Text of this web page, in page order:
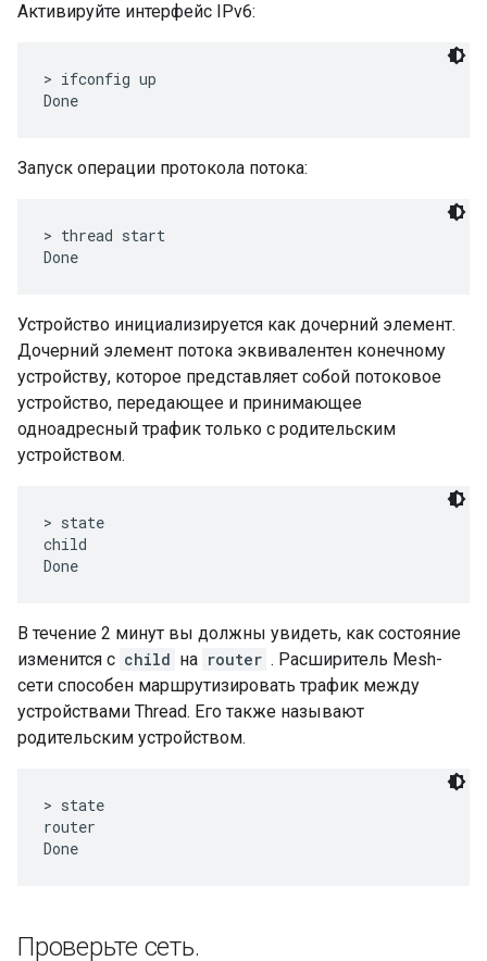
Активируйте интерфейс IPv6:
> ifconfig up
Запуск операции протокола потока:
> thread start
Устройство инициализируется как дочерний элемент.
Дочерний элемент потока эквивалентен конечному
устройству, которое представляет собой потоковое
устройство, передающее и принимающее
одноадресный трафик только с родительским
устройством.
> state
child
В течение 2 минут вы должны увидеть, как состояние
изменится с child на router . Расширитель Mesh-
сети способен маршрутизировать трафик между
устройствами Thread. Его также называют
родительским устройством.
> state
router
Проверьте сеть.